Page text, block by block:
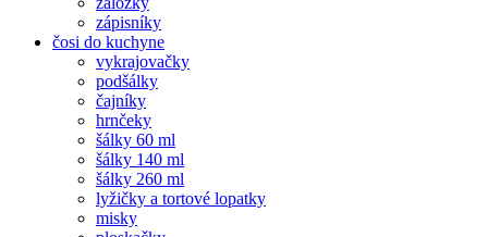
zápisníky
čosi do kuchyne
vykrajovačky
podšálky
čajníky
hrnčeky
šálky 60 ml
šálky 140 ml
šálky 260 ml
lyžičky a tortové lopatky
misky